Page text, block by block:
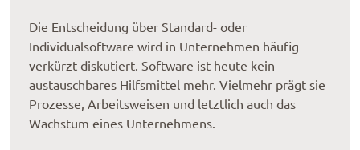
Die Entscheidung über Standard- oder
Individualsoftware wird in Unternehmen häufig
verkürzt diskutiert. Software ist heute kein
austauschbares Hilfsmittel mehr. Vielmehr prägt sie
Prozesse, Arbeitsweisen und letztlich auch das
Wachstum eines Unternehmens.